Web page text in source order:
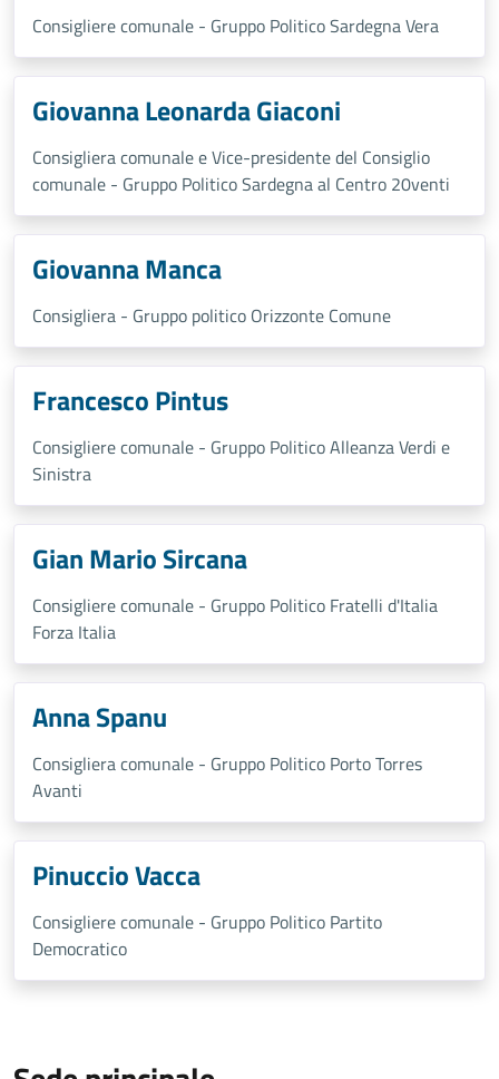
Consigliere comunale - Gruppo Politico Sardegna Vera
Giovanna Leonarda Giaconi
Consigliera comunale e Vice-presidente del Consiglio
comunale - Gruppo Politico Sardegna al Centro 20venti
Giovanna Manca
Consigliera - Gruppo politico Orizzonte Comune
Francesco Pintus
Consigliere comunale - Gruppo Politico Alleanza Verdi e
Sinistra
Gian Mario Sircana
Consigliere comunale - Gruppo Politico Fratelli d'Italia
Forza Italia
Anna Spanu
Consigliera comunale - Gruppo Politico Porto Torres
Avanti
Pinuccio Vacca
Consigliere comunale - Gruppo Politico Partito
Democratico